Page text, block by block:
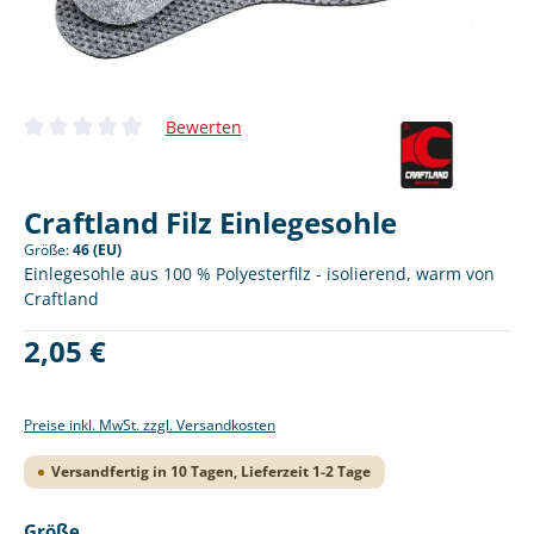
Durchschnittliche Bewertung von 0 von 5 Sternen
Bewerten
Craftland Filz Einlegesohle
Größe:46 (EU)
Einlegesohle aus 100 % Polyesterfilz - isolierend, warm von
Craftland
Regulärer Preis:
2,05 €
Preise inkl. MwSt. zzgl. Versandkosten
Versandfertig in 10 Tagen, Lieferzeit 1-2 Tage
auswählen